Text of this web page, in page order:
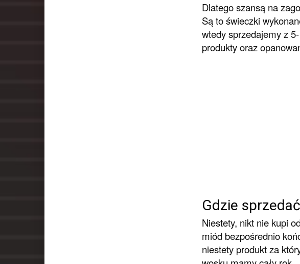
Dlatego szansą na
Są to świeczki
wtedy sprzedajemy z
produkty oraz
Gdzie
Niestety, nikt nie kupi
miód bezpośrednio
niestety produkt za